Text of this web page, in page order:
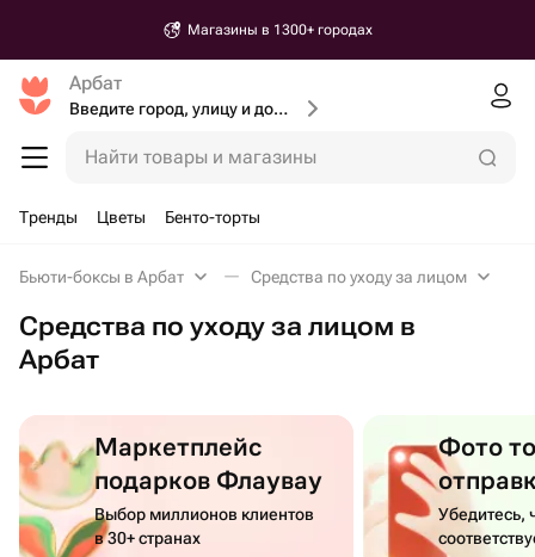
Магазины в 1300+ городах
Арбат
Введите город, улицу и дом доставки
Найти товары и магазины
Тренды Цветы Бенто-торты
Бьюти-боксы в Арбат Средства по уходу за лицом
Средства по уходу за лицом в
Арбат
Маркетплейс
подарков Флаувау
Выбор миллионов клиентов
в 30+ странах
Фото
Убедитесь,